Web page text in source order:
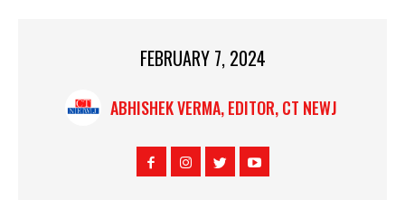
FEBRUARY 7, 2024
ABHISHEK VERMA, EDITOR, CT NEWJ